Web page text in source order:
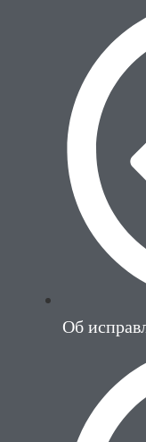
Об